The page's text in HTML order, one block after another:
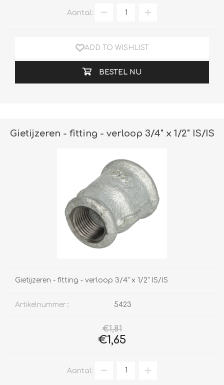
Aantal:
ADD TO WISHLIST
BESTEL NU
Gietijzeren - fitting - verloop 3/4" x 1/2" IS/IS
Gietijzeren - fitting - verloop 3/4" x 1/2" IS/IS
Artikelnummer:: 5423
€1,81
€1,65
Aantal: